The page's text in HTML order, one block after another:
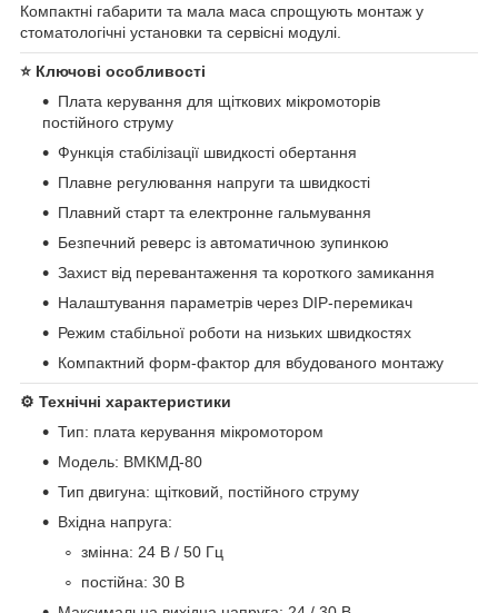
Компактні габарити та мала маса спрощують монтаж у
стоматологічні установки та сервісні модулі.
⭐ Ключові особливості
Плата керування для щіткових мікромоторів
постійного струму
Функція стабілізації швидкості обертання
Плавне регулювання напруги та швидкості
Плавний старт та електронне гальмування
Безпечний реверс із автоматичною зупинкою
Захист від перевантаження та короткого замикання
Налаштування параметрів через DIP-перемикач
Режим стабільної роботи на низьких швидкостях
Компактний форм-фактор для вбудованого монтажу
⚙️ Технічні характеристики
Тип: плата керування мікромотором
Модель: ВМКМД-80
Тип двигуна: щітковий, постійного струму
Вхідна напруга:
змінна: 24 В / 50 Гц
постійна: 30 В